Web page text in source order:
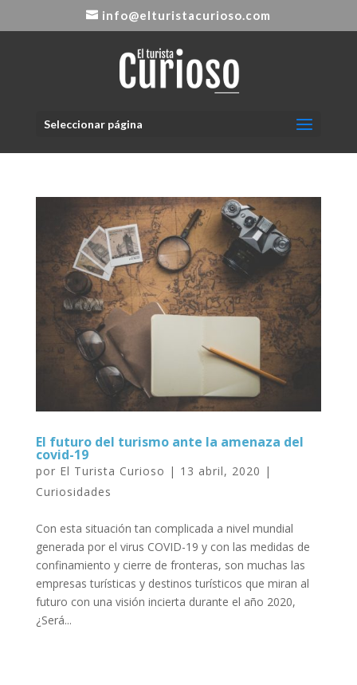
info@elturistacurioso.com
Seleccionar página
El futuro del turismo ante la amenaza del
covid-19
por El Turista Curioso | 13 abril, 2020 |
Curiosidades
Con esta situación tan complicada a nivel mundial
generada por el virus COVID-19 y con las medidas de
confinamiento y cierre de fronteras, son muchas las
empresas turísticas y destinos turísticos que miran al
futuro con una visión incierta durante el año 2020,
¿Será...